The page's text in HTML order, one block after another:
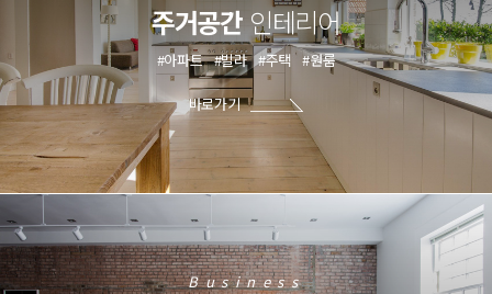
주거공간인테리어
#아파트 #빌라 #주택 #원룸
바로가기
Business